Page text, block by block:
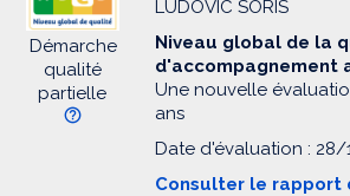
Démarche
qualité
partielle
LUDOVIC SORIS
Niveau global de la
d'accompagnement
Une nouvelle
ans
Date d'évaluation : 28/
Consulter le rapport